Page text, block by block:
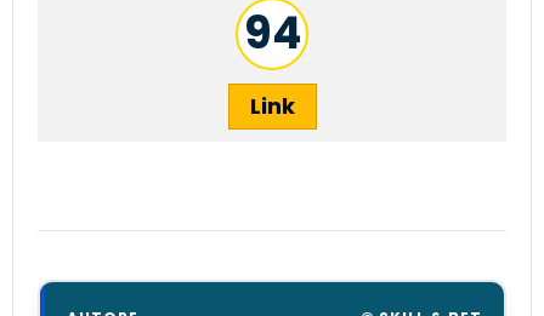
94
Link